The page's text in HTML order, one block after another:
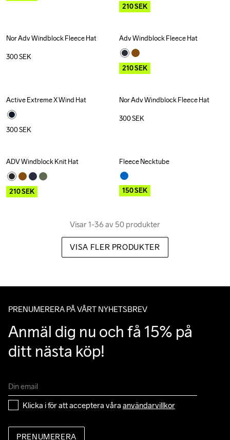
210SEK
Nor Adv Windblock Fleece Hat
300SEK
Outlet
Adv Windblock Fleece Hat
210SEK
Recycled
Active Extreme X Wind Hat
300SEK
Nor Adv Windblock Fleece Hat
300SEK
Outlet
ADV Windblock Knit Hat
210SEK
Outlet
Fleece Necktube
150SEK
Visar 1-36 av 50 produkter
VISA FLER PRODUKTER
PRENUMERERA PÅ VÅRT NYHETSBREV
Anmäl dig nu och få 15% på
ditt nästa köp!
Klicka i för att acceptera våra användarvillkor
PRENUMERERA